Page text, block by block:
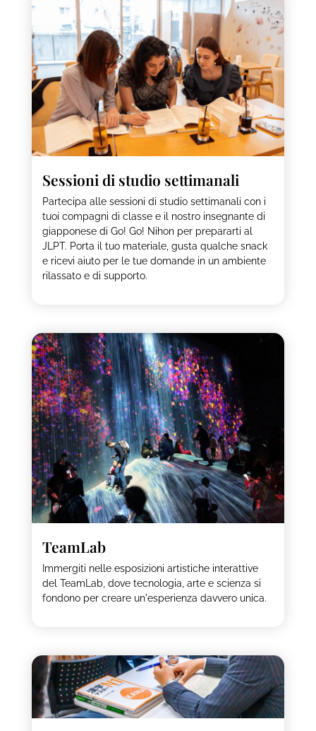
Sessioni di studio settimanali
Partecipa alle sessioni di studio settimanali con i
tuoi compagni di classe e il nostro insegnante di
giapponese di Go! Go! Nihon per prepararti al
JLPT. Porta il tuo materiale, gusta qualche snack
e ricevi aiuto per le tue domande in un ambiente
rilassato e di supporto.
TeamLab
Immergiti nelle esposizioni artistiche interattive
del TeamLab, dove tecnologia, arte e scienza si
fondono per creare un'esperienza davvero unica.